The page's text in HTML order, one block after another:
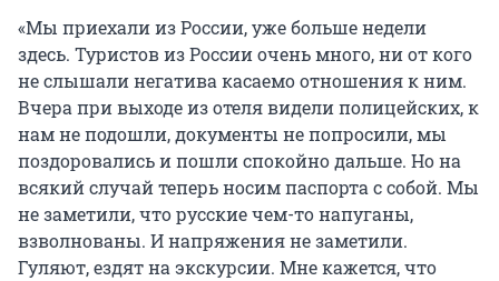
«Мы приехали из России, уже больше недели
здесь. Туристов из России очень много, ни от кого
не слышали негатива касаемо отношения к ним.
Вчера при выходе из отеля видели полицейских, к
нам не подошли, документы не попросили, мы
поздоровались и пошли спокойно дальше. Но на
всякий случай теперь носим паспорта с собой. Мы
не заметили, что русские чем-то напуганы,
взволнованы. И напряжения не заметили.
Гуляют, ездят на экскурсии. Мне кажется, что